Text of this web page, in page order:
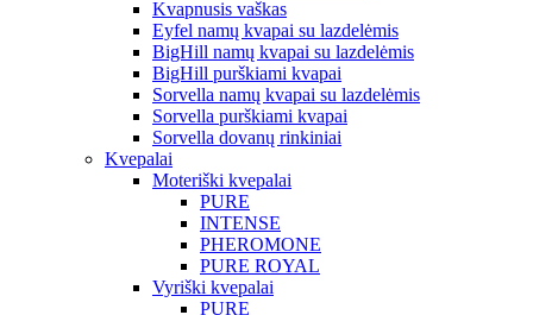
Kvapnusis vaškas
Eyfel namų kvapai su lazdelėmis
BigHill namų kvapai su lazdelėmis
BigHill purškiami kvapai
Sorvella namų kvapai su lazdelėmis
Sorvella purškiami kvapai
Sorvella dovanų rinkiniai
Kvepalai
Moteriški kvepalai
PURE
INTENSE
PHEROMONE
PURE ROYAL
Vyriški kvepalai
PURE